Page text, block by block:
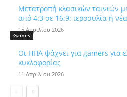
Μετατροπή κλασικών ταινιών
από 4:3 σε 16:9: ιεροσυλία ή
15 Απριλίου 2026
Games
Οι ΗΠΑ ψάχνει για gamers για
κυκλοφορίας
11 Απριλίου 2026